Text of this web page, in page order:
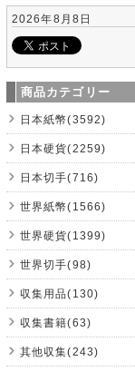
2026年8月8日
商品カテゴリー
日本紙幣(3592)
日本硬貨(2259)
日本切手(716)
世界紙幣(1566)
世界硬貨(1399)
世界切手(98)
収集用品(130)
収集書籍(63)
其他収集(243)